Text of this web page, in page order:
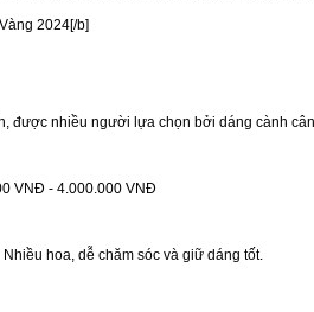
2024[/b]
được nhiều người lựa chọn bởi dáng cành
VNĐ - 4.000.000 VNĐ
hoa, dễ chăm sóc và giữ dáng tốt.